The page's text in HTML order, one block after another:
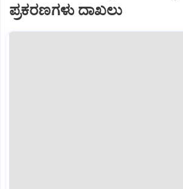
ಪ್ರಕರಣಗಳು ದಾಖಲು